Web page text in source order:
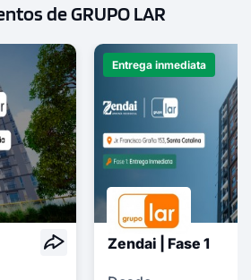
de GRUPO LAR
Entrega inmediata
Zendai | Fase 1